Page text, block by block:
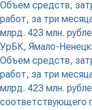
Объем средств,
работ, за три
млрд. 423 млн.
УрБК, Ямало-
Объем средств,
работ, за три
млрд. 423 млн.
соответствующего